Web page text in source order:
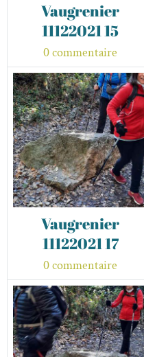
Vaugrenier
11122021 15
0 commentaire
Vaugrenier
11122021 17
0 commentaire